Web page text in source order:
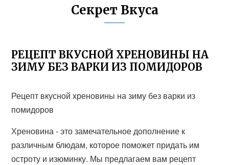
Секрет Вкуса
РЕЦЕПТ ВКУСНОЙ ХРЕНОВИНЫ НА
ЗИМУ БЕЗ ВАРКИ ИЗ ПОМИДОРОВ
Рецепт вкусной хреновины на зиму без варки из
помидоров
Хреновина - это замечательное дополнение к
различным блюдам, которое поможет придать им
остроту и изюминку. Мы предлагаем вам рецепт